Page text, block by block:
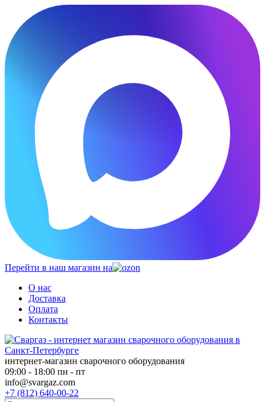
Перейти в наш магазин на
О нас
Доставка
Оплата
Контакты
интернет-магазин сварочного оборудования
09:00 - 18:00 пн - пт
info@svargaz.com
+7 (812) 640-00-22